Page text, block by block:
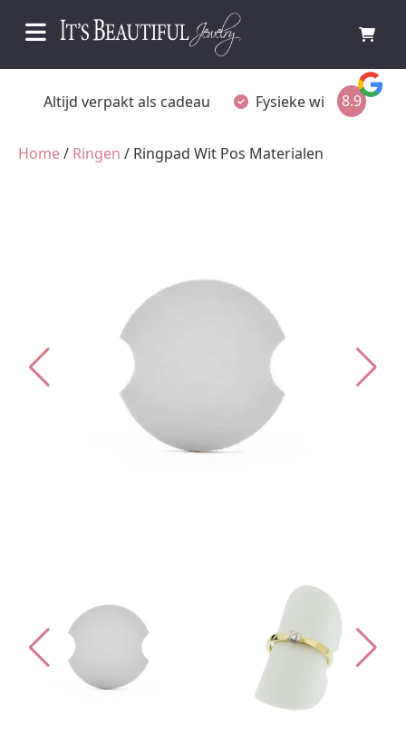
Altijd verpakt als cadeau Fysieke winkel in Ommen
8.9
Home/ Ringen / Ringpad Wit Pos Materialen